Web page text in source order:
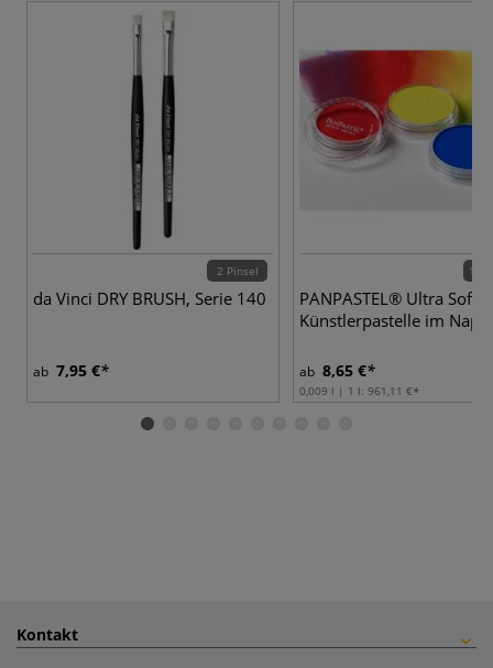
2 Pinsel
da Vinci DRY BRUSH, Serie 140
ab 7,95 €
142
PANPASTEL® Ultra Soft
Künstlerpastelle im Napf
ab 8,65 €
0,009 l | 1 l: 961,11 €
Kontakt